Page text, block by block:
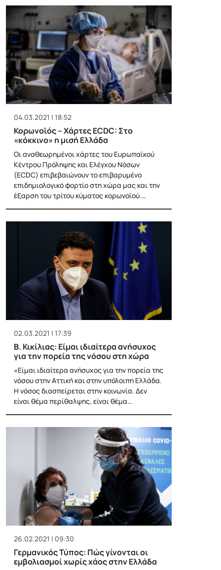
04.03.2021 | 18:52
Κορωνοϊός – Χάρτες ECDC: Στο
«κόκκινο» η μισή Ελλάδα
Οι αναθεωρημένοι χάρτες του Ευρωπαϊκού
Κέντρου Πρόληψης και Ελέγχου Νόσων
(ECDC) επιβεβαιώνουν το επιβαρυμένο
επιδημιολογικό φορτίο στη χώρα μας και την
έξαρση του τρίτου κύματος κορωνοϊού.…
02.03.2021 | 17:39
Β. Κικίλιας: Είμαι ιδιαίτερα ανήσυχος
για την πορεία της νόσου στη χώρα
«Είμαι ιδιαίτερα ανήσυχος για την πορεία της
νόσου στην Αττική και στην υπόλοιπη Ελλάδα.
Η νόσος διασπείρεται στην κοινωνία. Δεν
είναι θέμα περίθαλψης, είναι θέμα…
26.02.2021 | 09:30
Γερμανικός Τύπος: Πώς γίνονται οι
εμβολιασμοί χωρίς χάος στην Ελλάδα